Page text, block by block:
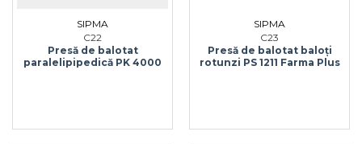
SIPMA
C22
Presă de balotat
paralelipipedică PK 4000
SIPMA
C23
Presă de balotat baloţi
rotunzi PS 1211 Farma Plus